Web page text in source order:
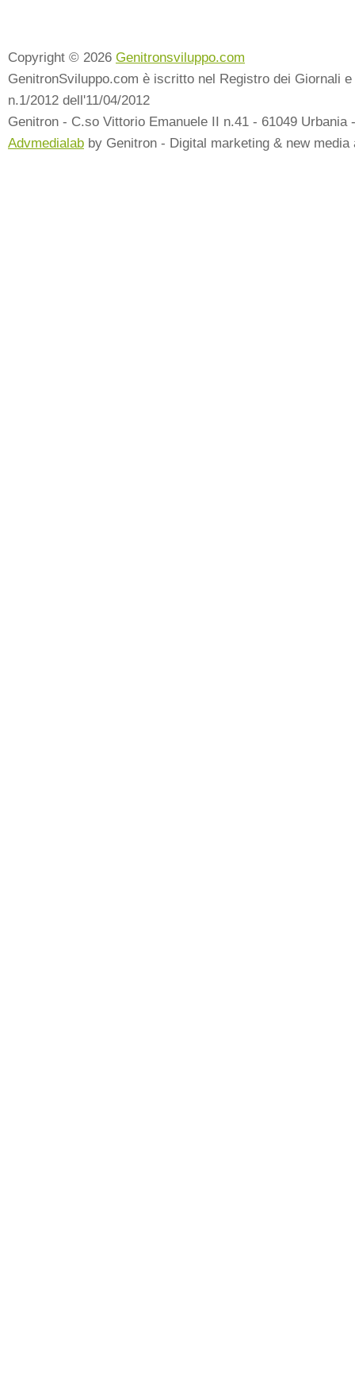
Copyright © 2026 Genitronsviluppo.com
GenitronSviluppo.com è iscritto nel Registro dei Giornali
n.1/2012 dell'11/04/2012
Genitron - C.so Vittorio Emanuele II n.41 - 61049 Urbania
Advmedialab by Genitron - Digital marketing & new media